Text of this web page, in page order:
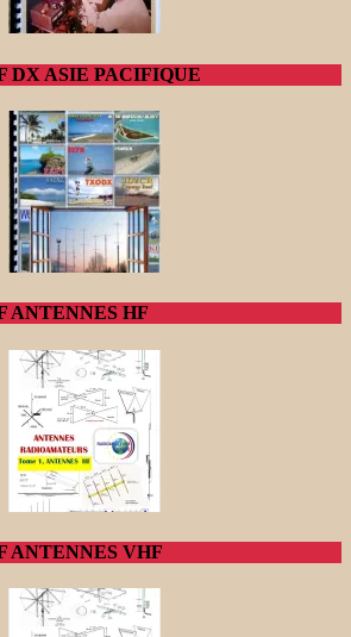
DX ASIE PACIFIQUE
ANTENNES HF
ANTENNES VHF